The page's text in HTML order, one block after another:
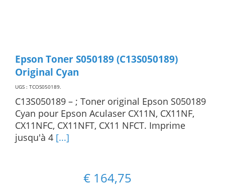
Epson Toner S050189 (C13S050189)
Original Cyan
UGS : TCOS050189.
C13S050189 – ; Toner original Epson S050189
Cyan pour Epson Aculaser CX11N, CX11NF,
CX11NFC, CX11NFT, CX11 NFCT. Imprime
jusqu'à 4 [...]
€ 164,75